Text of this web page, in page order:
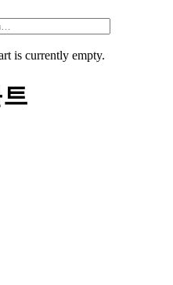
is currently empty.